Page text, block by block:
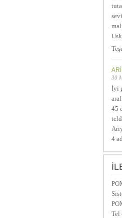
30
İyi
45
4
Tel